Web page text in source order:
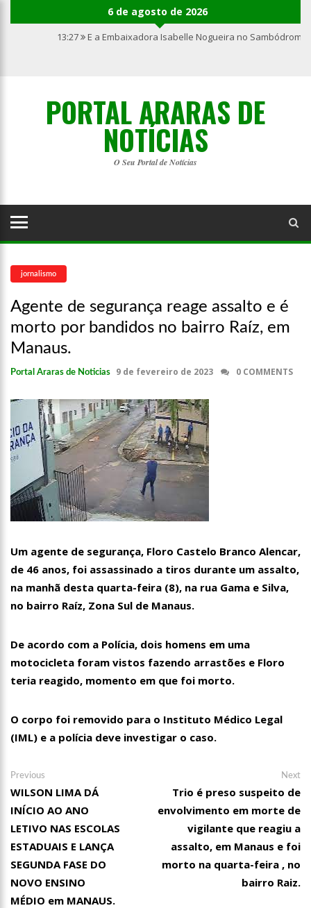
6 de agosto de 2026
13:27 E a Embaixadora Isabelle Nogueira no
dupla Leno & Lilian
PORTAL ARARAS DE
NOTÍCIAS
O Seu Portal de Notícias
jornalismo
Agente de segurança reage assalto e é
morto por bandidos no bairro Raíz, em
Manaus.
Portal Araras de Noticias 9 de fevereiro de 2023 0 COMMENTS
Um agente de segurança, Floro Castelo Branco Alencar,
de 46 anos, foi assassinado a tiros durante um assalto,
na manhã desta quarta-feira (8), na rua Gama e Silva,
no bairro Raíz, Zona Sul de Manaus.
De acordo com a Polícia, dois homens em uma
motocicleta foram vistos fazendo arrastões e Floro
teria reagido, momento em que foi morto.
O corpo foi removido para o Instituto Médico Legal
(IML) e a polícia deve investigar o caso.
Navegação
de
Post
Previous
post:
WILSON LIMA DÁ
INÍCIO AO ANO
LETIVO NAS ESCOLAS
ESTADUAIS E LANÇA
SEGUNDA FASE DO
NOVO ENSINO
MÉDIO em MANAUS.
Next
Trio é preso suspeito de
envolvimento em morte de
vigilante que reagiu a
assalto, em Manaus e foi
morto na quarta-feira , no
bairro Raiz.